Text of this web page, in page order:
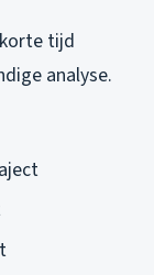
tijd
analyse.